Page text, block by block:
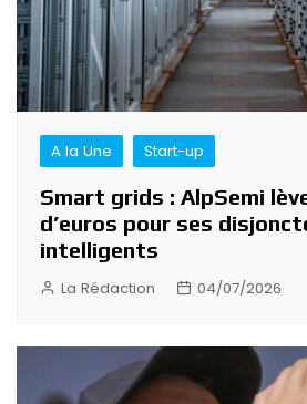
A la Une Start-up
Smart grids : AlpSemi
d’euros pour ses
intelligents
La Rédaction 04/07/2026